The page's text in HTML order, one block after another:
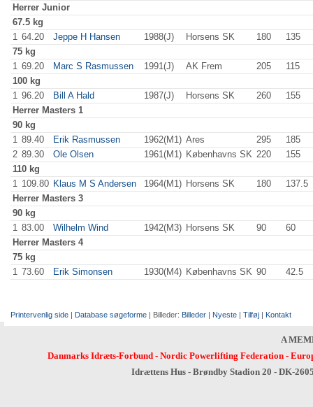
Herrer Junior
67.5 kg
1 64.20 Jeppe H Hansen 1988(J) Horsens SK 180 135
75 kg
1 69.20 Marc S Rasmussen 1991(J) AK Frem 205 115
100 kg
1 96.20 Bill A Hald 1987(J) Horsens SK 260 155
Herrer Masters 1
90 kg
1 89.40 Erik Rasmussen 1962(M1) Ares 295 185
2 89.30 Ole Olsen 1961(M1) Københavns SK 220 155
110 kg
1 109.80 Klaus M S Andersen 1964(M1) Horsens SK 180
137.5
Herrer Masters 3
90 kg
1 83.00 Wilhelm Wind 1942(M3) Horsens SK 90 60
Herrer Masters 4
75 kg
1 73.60 Erik Simonsen 1930(M4) Københavns SK 90 42.5
Printervenlig side | Database søgeforme | Billeder: Billeder | Nyeste | Tilføj | Kontakt
A
Danmarks Idræts-Forbund- Nordic Powerlifting Federation-
Idrættens Hus - Brøndby Stadion 20 - DK-